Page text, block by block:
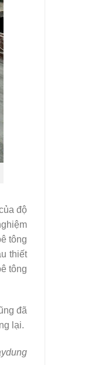
độ
tông
thiết
tông
đã
lại.